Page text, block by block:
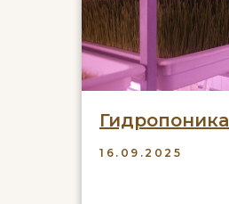
16.09.2025